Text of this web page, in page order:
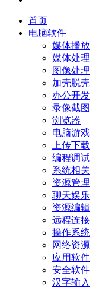
首页
电脑软件
媒体播放
媒体处理
图像处理
加壳脱壳
办公开发
录像截图
浏览器
电脑游戏
上传下载
编程调试
系统相关
资源管理
聊天娱乐
资源编辑
远程连接
操作系统
网络资源
应用软件
安全软件
汉字输入